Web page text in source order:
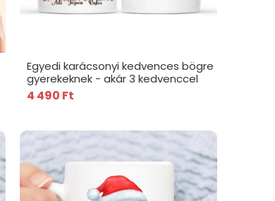
Egyedi karácsonyi kedvences bögre
gyerekeknek - akár 3 kedvenccel
4 490 Ft